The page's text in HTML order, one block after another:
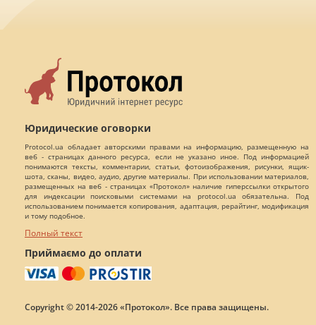
Юридические оговорки
Protocol.ua обладает авторскими правами на информацию, размещенную на
веб - страницах данного ресурса, если не указано иное. Под информацией
понимаются тексты, комментарии, статьи, фотоизображения, рисунки, ящик-
шота, сканы, видео, аудио, другие материалы. При использовании материалов,
размещенных на веб - страницах «Протокол» наличие гиперссылки открытого
для индексации поисковыми системами на protocol.ua обязательна. Под
использованием понимается копирования, адаптация, рерайтинг, модификация
и тому подобное.
Полный текст
Приймаємо до оплати
Copyright © 2014-2026 «Протокол». Все права защищены.